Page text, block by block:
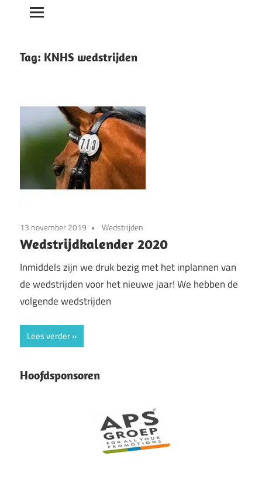
Tag: KNHS wedstrijden
13 november 2019 Wedstrijden
Wedstrijdkalender 2020
Inmiddels zijn we druk bezig met het inplannen van
de wedstrijden voor het nieuwe jaar! We hebben de
volgende wedstrijden
Lees verder
Hoofdsponsoren